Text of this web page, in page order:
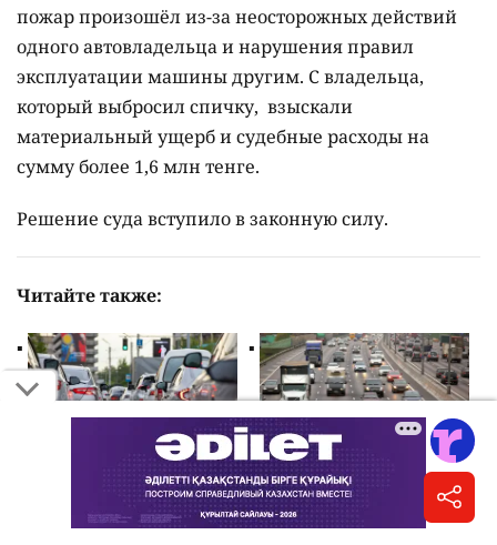
пожар произошёл из-за неосторожных действий
одного автовладельца и нарушения правил
эксплуатации машины другим. С владельца,
который выбросил спичку, взыскали
материальный ущерб и судебные расходы на
сумму более 1,6 млн тенге.
Решение суда вступило в законную силу.
Читайте также:
Поток автомобилей на
дорогах Казахстана за
полгода вырос на 37%
"Надо уничтожать".
Сажать в тюрьму
"серых" автодилеров